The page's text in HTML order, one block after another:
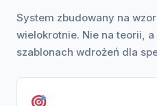
System zbudowany na
wielokrotnie. Nie na teorii,
szablonach wdrożeń dla